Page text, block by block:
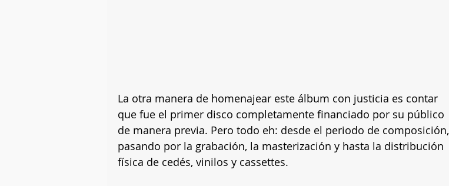
La otra manera de homenajear este álbum con justicia es contar
que fue el primer disco completamente financiado por su público
de manera previa. Pero todo eh: desde el periodo de composición,
pasando por la grabación, la masterización y hasta la distribución
física de cedés, vinilos y cassettes.